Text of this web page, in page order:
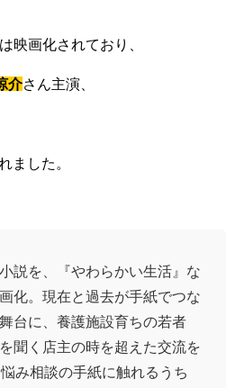
映画化されており、
介さん主演、
ました。
説を、『やわらかい生活』な
化。現在と過去が手紙でつな
台に、養護施設育ちの若者
聞く店主の時を超えた交流を
み相談の手紙に触れるうち